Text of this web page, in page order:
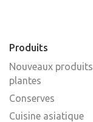
Produits
Nouveaux
plantes
Conserves
Cuisine asiatique